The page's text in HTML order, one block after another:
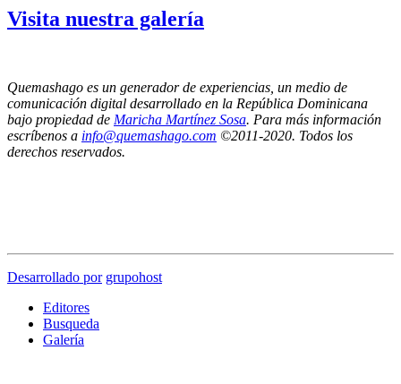
Visita nuestra galería
Quemashago es un generador de experiencias, un medio de
comunicación digital desarrollado en la República Dominicana
bajo propiedad de Maricha Martínez Sosa. Para más información
escríbenos a info@quemashago.com ©2011-2020. Todos los
derechos reservados.
Desarrollado por grupohost
Editores
Busqueda
Galería